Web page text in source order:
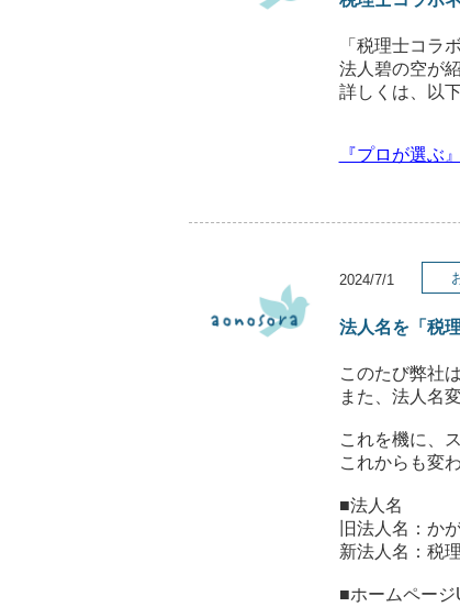
「税理士コラ
法人碧の空が
詳しくは、以
『プロが選ぶ
2024/7/1
法人名を「税
このたび弊社
また、法人名
これを機に、
これからも変
■法人名
旧法人名：か
新法人名：税
■ホームページ